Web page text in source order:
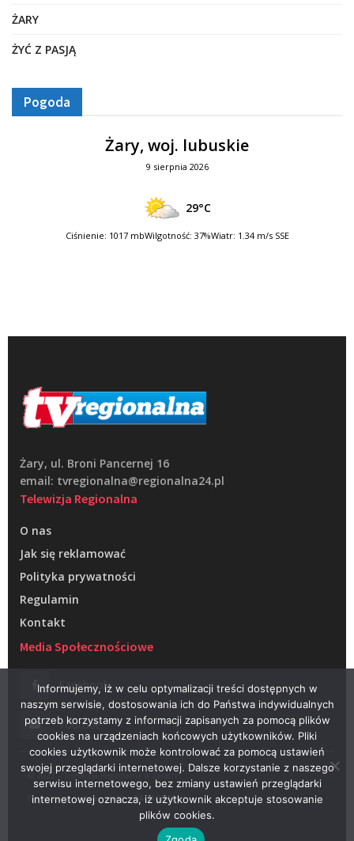
ŻARY
ŻYĆ Z PASJĄ
Pogoda
Żary, woj. lubuskie
9 sierpnia 2026
29°C
Ciśnienie: 1017 mbWilgotność: 37%Wiatr: 1.34 m/s SSE
Żary, ul. Broni Pancernej 16
email: tvregionalna@regionalna24.pl
Telewizja Regionalna
O nas
Jak się reklamować
Polityka prywatności
Regulamin
Kontakt
Media Społecznościowe
Facebook
Youtube
© 2022 – Telewizja Regionalna w Żarach
Projektowanie stron WWW –RAGACOM
Informujemy, iż w celu optymalizacji treści dostępnych w
naszym serwisie, dostosowania ich do Państwa indywidualnych
potrzeb korzystamy z informacji zapisanych za pomocą plików
cookies na urządzeniach końcowych użytkowników. Pliki
cookies użytkownik może kontrolować za pomocą ustawień
swojej przeglądarki internetowej. Dalsze korzystanie z naszego
serwisu internetowego, bez zmiany ustawień przeglądarki
internetowej oznacza, iż użytkownik akceptuje stosowanie
plików cookies.